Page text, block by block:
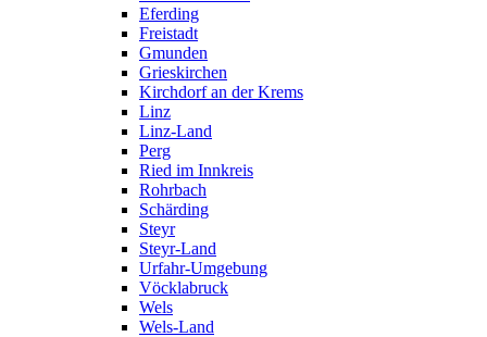
Eferding
Freistadt
Gmunden
Grieskirchen
Kirchdorf an der Krems
Linz
Linz-Land
Perg
Ried im Innkreis
Rohrbach
Schärding
Steyr
Steyr-Land
Urfahr-Umgebung
Vöcklabruck
Wels
Wels-Land